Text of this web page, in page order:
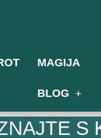
MAGIJA
BLOG
S